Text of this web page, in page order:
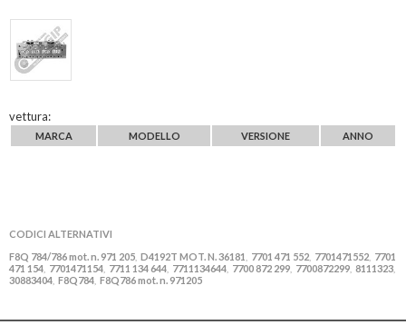
vettura:
MARCA MODELLO VERSIONE ANNO
CODICI ALTERNATIVI
F8Q 784/786 mot. n. 971 205 D4192T MOT. N. 36181 7701 471 552 7701471552 7701
471 154 7701471154 7711 134 644 7711134644 7700 872 299 7700872299 8111323
30883404 F8Q784 F8Q786 mot. n. 971205